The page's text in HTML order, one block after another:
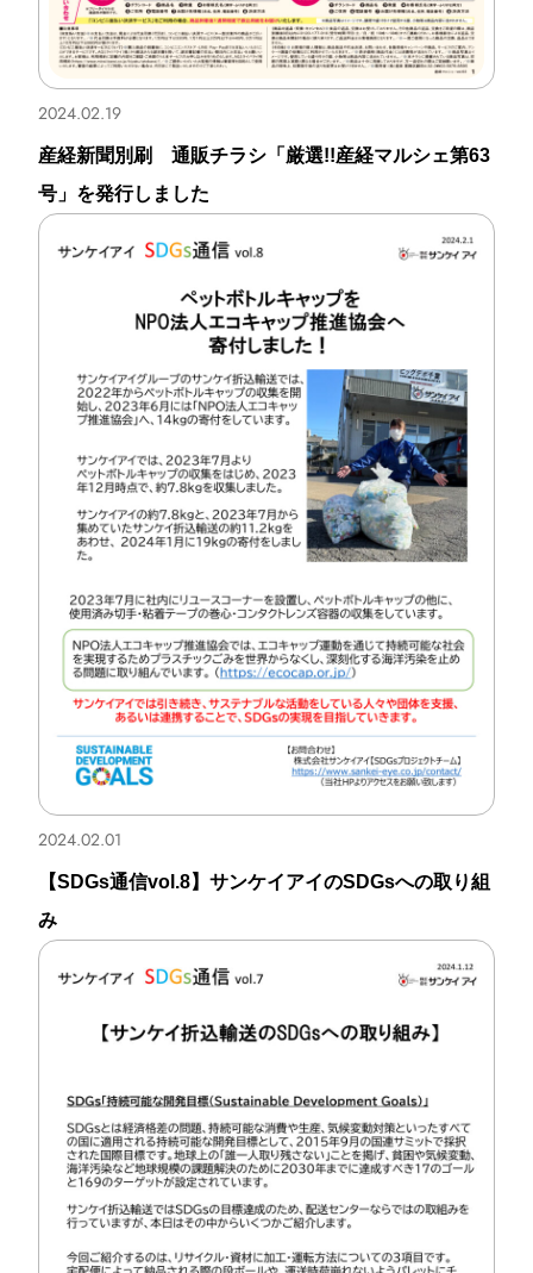
2024.02.19
産経新聞別刷 通販チラシ「厳選!!産経マルシェ第63
号」を発行しました
2024.02.01
【SDGs通信vol.8】サンケイアイのSDGsへの取り組
み